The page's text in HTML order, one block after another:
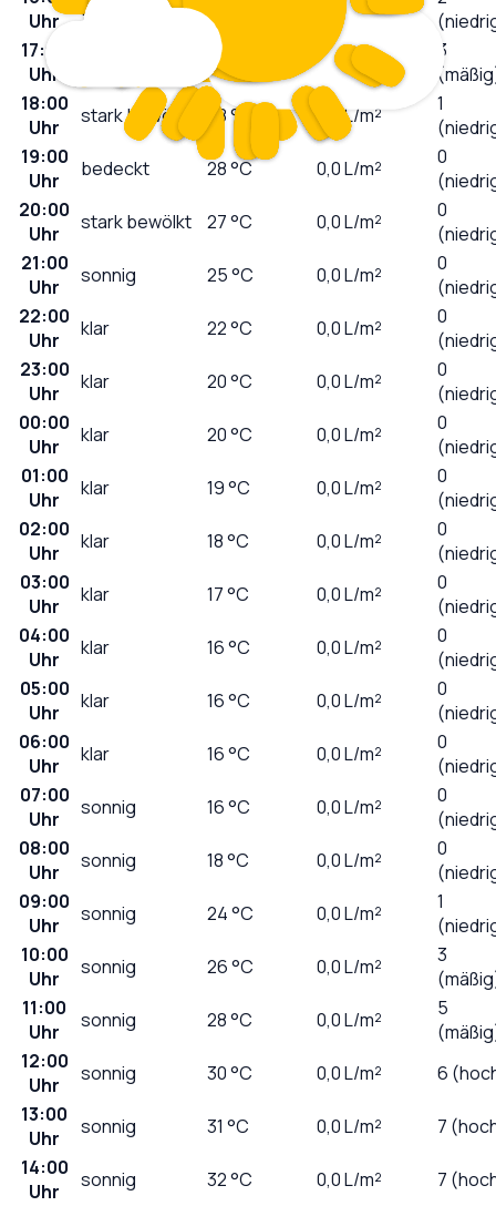
Uhr
bedeckt L/m²
17:00
Uhr
30 0,0 L/m²
3
18:00
Uhr
stark bewölkt 28°C 0,0 L/m²
1
19:00
Uhr
bedeckt 28°C 0,0L/m²
0
20:00
Uhr
stark bewölkt 27°C 0,0L/m²
0
21:00
Uhr
sonnig 25°C 0,0L/m²
0
22:00
Uhr
klar 22°C 0,0L/m²
0
23:00
Uhr
klar 20°C 0,0L/m²
0
00:00
Uhr
klar 20°C 0,0L/m²
0
01:00
Uhr
klar 19°C 0,0L/m²
0
02:00
Uhr
klar 18°C 0,0L/m²
0
03:00
Uhr
klar 17°C 0,0L/m²
0
04:00
Uhr
klar 16°C 0,0L/m²
0
05:00
Uhr
klar 16°C 0,0L/m²
0
06:00
Uhr
klar 16°C 0,0L/m²
0
07:00
Uhr
sonnig 16°C 0,0L/m²
0
08:00
Uhr
sonnig 18°C 0,0L/m²
0
09:00
Uhr
sonnig 24°C 0,0L/m²
1
10:00
Uhr
sonnig 26°C 0,0L/m²
3
11:00
Uhr
sonnig 28°C 0,0L/m²
5
12:00
Uhr
sonnig 30°C 0,0L/m²
6
13:00
Uhr
sonnig 31 °C 0,0L/m²
7
14:00
Uhr
sonnig 32°C 0,0L/m²
7